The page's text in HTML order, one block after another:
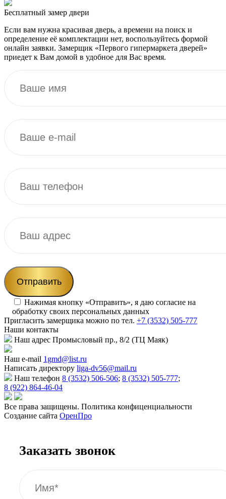
Бесплатный замер двери
Если вам нужна красивая дверь, а времени на поиск и
определение её комплектации нет, воспользуйтесь формой
онлайн заявки. Замерщик «Первого гипермаркета дверей»
приедет к Вам домой в удобное для Вас время.
Нажимая кнопку «Отправить», я даю согласие на
обработку своих персональных данных
Пригласить замерщика можно по тел. +7 (3532) 505-777
Наши контакты
Наш адрес Промысловый пр., 8/2 (ТЦ Маяк)
Наш e-mail 1gmd@list.ru
Написать директору liga-dv56@mail.ru
Наш телефон 8 (3532) 506-506; 8 (3532) 505-777;
8 (922) 864-46-04
Все права защищены. Политика конфиценциальности
Создание сайта ОренПро
Заказать звонок